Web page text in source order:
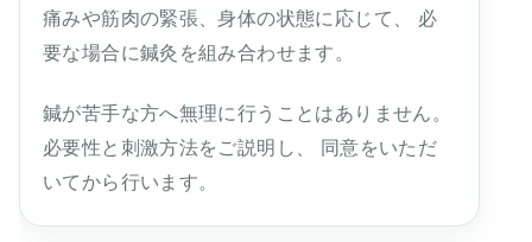
痛みや筋肉の緊張、身体の状態に応じて、 必
要な場合に鍼灸を組み合わせます。
鍼が苦手な方へ無理に行うことはありません。
必要性と刺激方法をご説明し、 同意をいただ
いてから行います。